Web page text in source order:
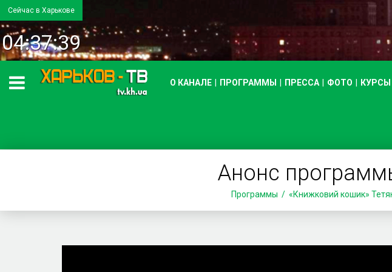
Сейчас в Харькове
04:37:39
О КАНАЛЕ ПРОГРАММЫ ПРЕССА ФОТО КУРСЫ
Анонс
Программы «Книжковий кошик»